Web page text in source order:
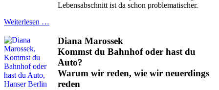
Lebensabschnitt ist da schon problematischer.
Weiterlesen …
Diana Marossek
Kommst du Bahnhof oder hast du
Auto?
Warum wir reden, wie wir neuerdings
reden